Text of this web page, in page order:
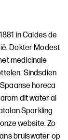
in Caldes de
Dokter Modest
medicinale
Sindsdien
horeca
dit water al
Sparkling
website. Zo
bruiswater op